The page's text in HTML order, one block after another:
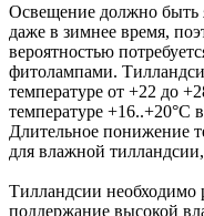
Освещение должно быть
даже в зимнее время,
вероятностью
фитолампами.
температуре от +22 до
температуре +16..+20°С
Длительное понижение
для влажной
Тилландсии необходимо
поддержание высокой